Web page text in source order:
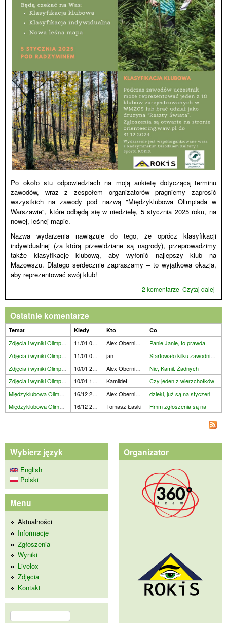
Po około stu odpowiedziach na moją ankietę dotyczącą terminu
zawodów, wraz z zespołem organizatorów pragniemy zaprosić
wszystkich na zawody pod nazwą "Międzyklubowa Olimpiada w
Warszawie", które odbędą się w niedzielę, 5 stycznia 2025 roku, na
nowej, leśnej mapie.
Nazwa wydarzenia nawiązuje do tego, że oprócz klasyfikacji
indywidualnej (za którą przewidziane są nagrody), przeprowadzimy
także klasyfikację klubową, aby wyłonić najlepszy klub na
Mazowszu. Dlatego serdecznie zapraszamy – to wyjątkowa okazja,
aby reprezentować swój klub!
Czytaj dalej
2 komentarze
Ostatnie komentarze
Temat Kiedy Kto Co
Zdjęcia i wyniki Olimpiady 11/01 08:27 Alex Obernikhin
Panie Janie, to prawda.
Zdjęcia i wyniki Olimpiady
11/01 00:09 jan
Startowało kilku zawodników
Zdjęcia i wyniki Olimpiady
10/01 22:31 Alex Obernikhin
Nie, Kamil. Żadnych
Zdjęcia i wyniki Olimpiady
10/01 19:18 KamildeL
Czy jeden z wierzchołków
Międzyklubowa Olimpiada w
16/12 20:08 Alex Obernikhin
dzieki, już są na styczeń
Międzyklubowa Olimpiada w
16/12 20:01 Tomasz Łaski Hmm zgłoszenia są na
Wybierz język
English
Polski
Menu
Aktualności
Informacje
Zgłoszenia
Wyniki
Livelox
Zdjęcia
Kontakt
Szukaj
Organizator